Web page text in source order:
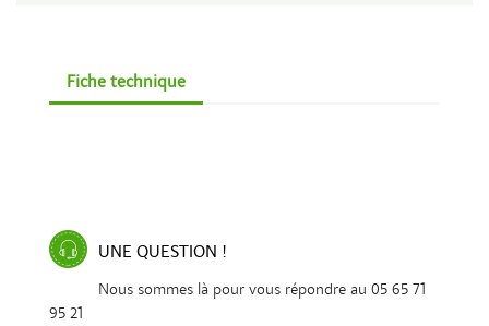
Fiche technique
UNE QUESTION !
Nous sommes là pour vous répondre au 05 65 71
95 21